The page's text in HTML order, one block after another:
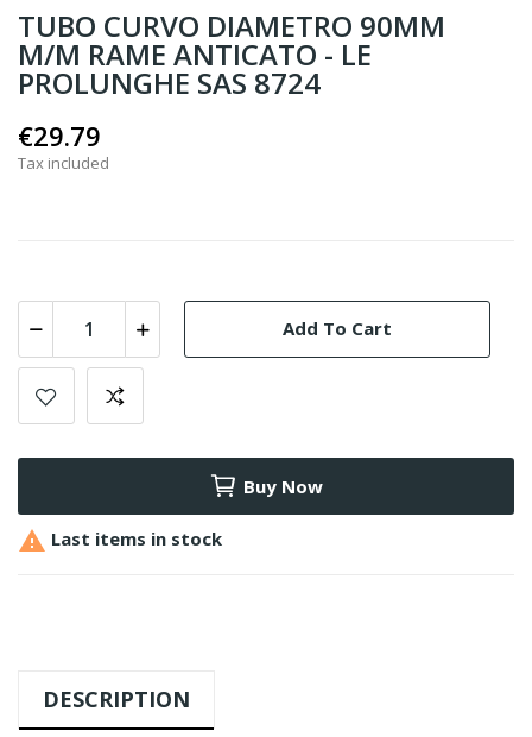
TUBO CURVO DIAMETRO 90MM
M/M RAME ANTICATO - LE
PROLUNGHE SAS 8724
€29.79
Tax included
Add To Cart
Buy Now
 Last items in stock
DESCRIPTION